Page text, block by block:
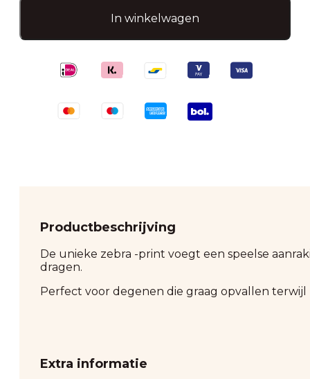
In winkelwagen
Productbeschrijving
De unieke zebra -print voegt een speelse
dragen.
Perfect voor degenen die graag opvallen
Extra informatie